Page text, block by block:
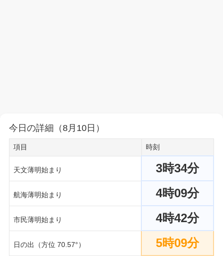
今日の詳細（8月10日）
項目 時刻
天文薄明始まり 3時34分
航海薄明始まり 4時09分
市民薄明始まり 4時42分
日の出（方位 70.57°） 5時09分